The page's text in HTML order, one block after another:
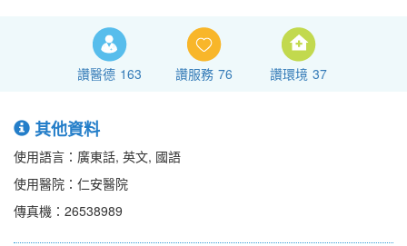
讚醫德 163 讚服務 76 讚環境 37
其他資料
使用語言：廣東話, 英文, 國語
使用醫院：仁安醫院
傳真機：26538989